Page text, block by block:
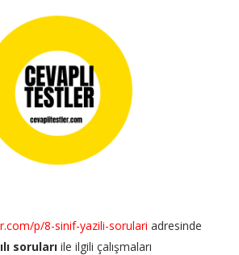
p/8-sinif-yazili-sorulari adresinde
sorularıile ilgili çalışmaları